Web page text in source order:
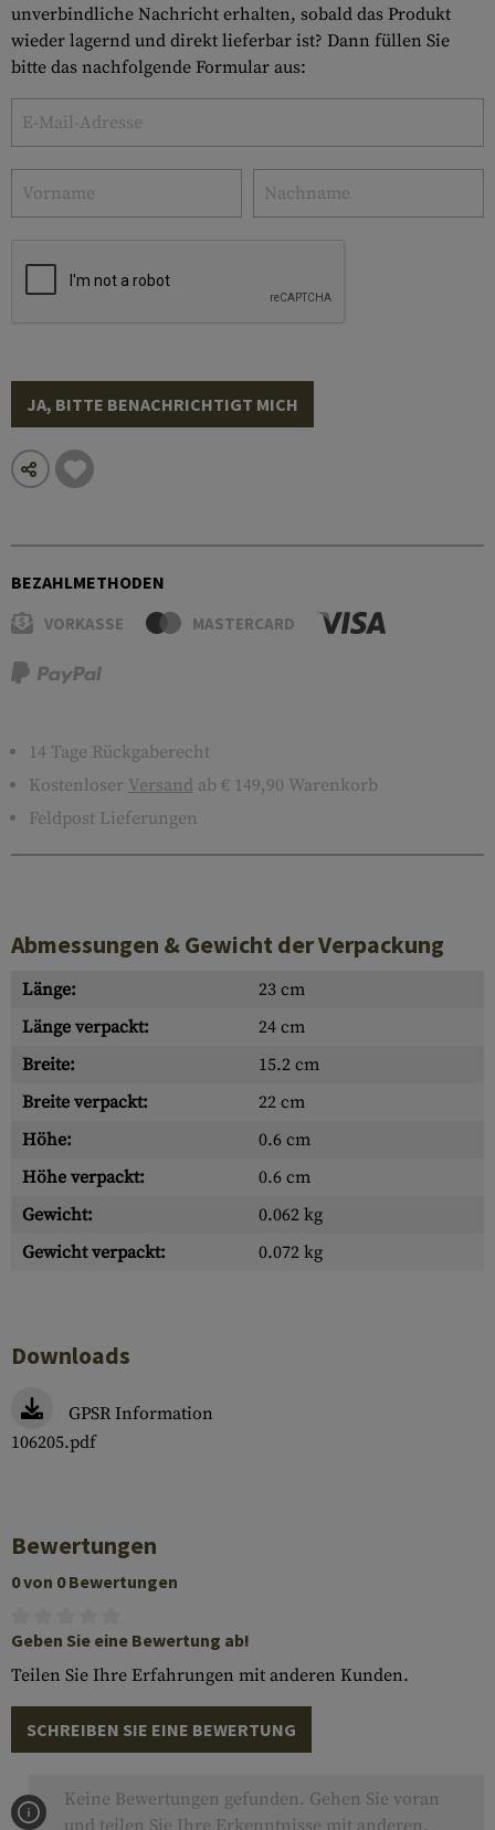
unverbindliche Nachricht erhalten, sobald das Produkt
wieder lagernd und direkt lieferbar ist? Dann füllen Sie
bitte das nachfolgende Formular aus:
JA, BITTE BENACHRICHTIGT MICH
BEZAHLMETHODEN
VORKASSE MASTERCARD
14 Tage Rückgaberecht
Kostenloser Versand ab € 149,90 Warenkorb
Feldpost Lieferungen
Abmessungen & Gewicht der Verpackung
Länge:
23 cm
Länge verpackt:
24 cm
Breite:
15.2 cm
Breite verpackt:
22 cm
Höhe:
0.6 cm
Höhe verpackt:
0.6 cm
Gewicht:
0.062 kg
Gewicht verpackt:
0.072 kg
Downloads
GPSR Information
106205.pdf
Bewertungen
0 von 0 Bewertungen
Geben Sie eine Bewertung ab!
Teilen Sie Ihre Erfahrungen mit anderen Kunden.
SCHREIBEN SIE EINE BEWERTUNG
Keine Bewertungen gefunden. Gehen Sie voran
und teilen Sie Ihre Erkenntnisse mit anderen.